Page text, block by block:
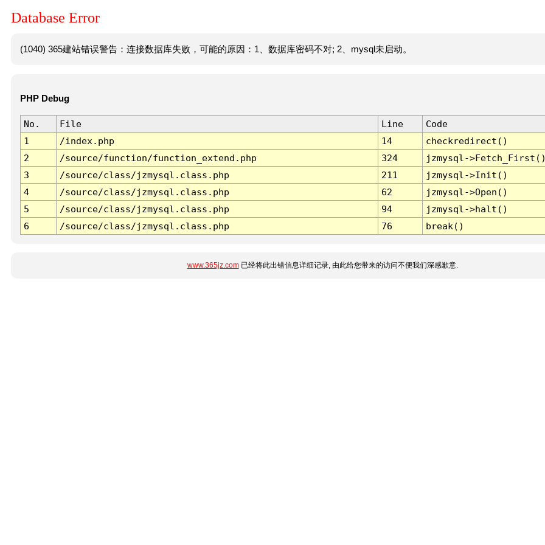
Database Error
(1040) 365建站错误警告：连接数据库失败，可能的原因：1、数据库密码不对; 2、mysql未启动。
PHP Debug
No. File Line
Code
1
/index.php 14
checkredirect()
2
/source/function/function_extend.php 324
jzmysql-
3
/source/class/jzmysql.class.php 211
jzmysql->Init()
4
/source/class/jzmysql.class.php 62
jzmysql->Open()
5
/source/class/jzmysql.class.php 94
jzmysql->halt()
6
/source/class/jzmysql.class.php 76 break()
www.365jz.com已经将此出错信息详细记录, 由此给您带来的访问不便我们深感歉意.